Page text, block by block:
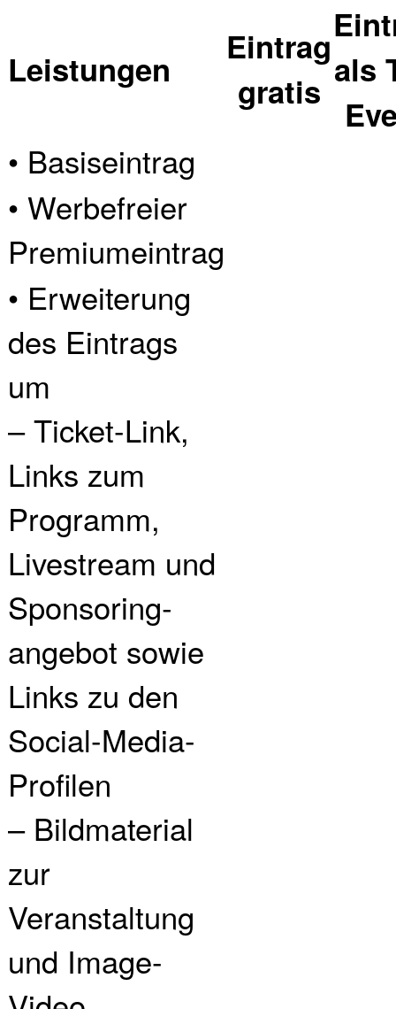
Leistungen
Eintrag
gratis als
• Basiseintrag
• Werbefreier
Premiumeintrag
• Erweiterung
des Eintrags
um
– Ticket-Link,
Links zum
Programm,
Livestream und
Sponsoring­
angebot sowie
Links zu den
Social-Media-
Profilen
– Bildmaterial
zur
Veranstaltung
und Image-